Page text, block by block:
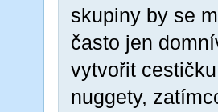
skupiny by se
často jen
vytvořit
nuggety,